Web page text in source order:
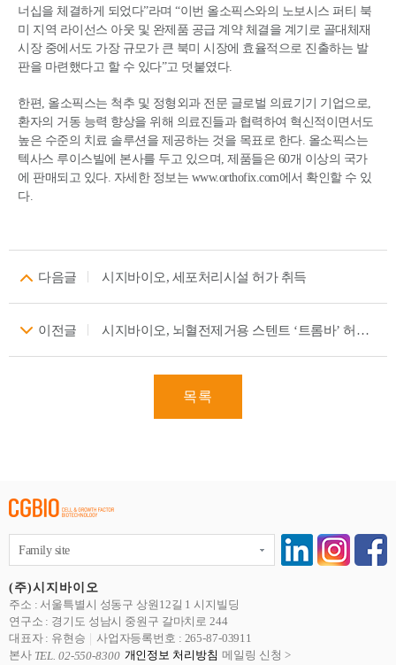
너십을 체결하게 되었다”라며 “이번 올소픽스와의 노보시스 퍼티 북
미 지역 라이선스 아웃 및 완제품 공급 계약 체결을 계기로 골대체재
시장 중에서도 가장 규모가 큰 북미 시장에 효율적으로 진출하는 발
판을 마련했다고 할 수 있다”고 덧붙였다.
한편, 올소픽스는 척추 및 정형외과 전문 글로벌 의료기기 기업으로,
환자의 거동 능력 향상을 위해 의료진들과 협력하여 혁신적이면서도
높은 수준의 치료 솔루션을 제공하는 것을 목표로 한다. 올소픽스는
텍사스 루이스빌에 본사를 두고 있으며, 제품들은 60개 이상의 국가
에 판매되고 있다. 자세한 정보는 www.orthofix.com에서 확인할 수 있
다.
다음글 시지바이오, 세포처리시설 허가 취득
이전글 시지바이오, 뇌혈전제거용 스텐트 ‘트롬바’ 허가… 국내 의료기기 기업 최초 국산화 성공
목록
(주)시지바이오
주소 : 서울특별시 성동구 상원12길 1 시지빌딩
연구소 : 경기도 성남시 중원구 갈마치로 244
대표자 : 유현승
사업자등록번호 : 265-87-03911
본사 TEL. 02-550-8300 개인정보 처리방침 메일링 신청 >
Family site